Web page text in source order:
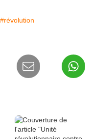
#révolution